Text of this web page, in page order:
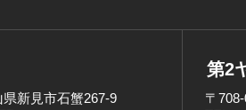
新見市石蟹267-9
第2
〒